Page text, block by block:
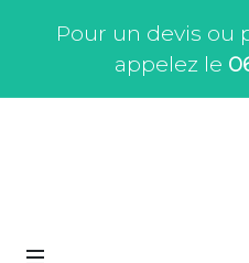
Pour un devis ou
appelez le